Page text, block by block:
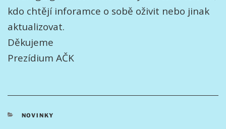
kdo chtějí inforamce o sobě oživit nebo jinak
aktualizovat.
Děkujeme
Prezídium AČK
RUBRIKY
NOVINKY